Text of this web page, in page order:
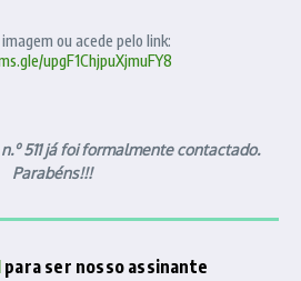
imagem ou acede pelo link:
upgF1ChjpuXjmuFY8
511 já foi formalmente contactado.
Parabéns!!!
para ser nosso assinante